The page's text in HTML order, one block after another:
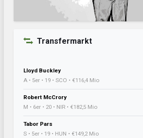
Transfermarkt
Lloyd Buckley
A • 5er • 19 • SCO • €116,4 Mio
Robert McCrory
M • 6er • 20 • NIR • €182,5 Mio
Tabor Pars
S • 5er • 19 • HUN • €149,2 Mio